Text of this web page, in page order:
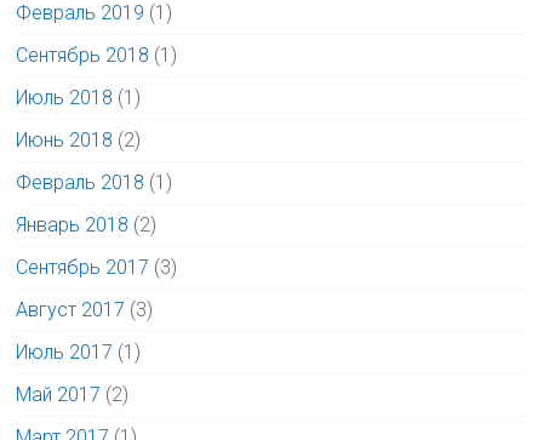
Февраль 2019 (1)
Сентябрь 2018 (1)
Июль 2018 (1)
Июнь 2018 (2)
Февраль 2018 (1)
Январь 2018 (2)
Сентябрь 2017 (3)
Август 2017 (3)
Июль 2017 (1)
Май 2017 (2)